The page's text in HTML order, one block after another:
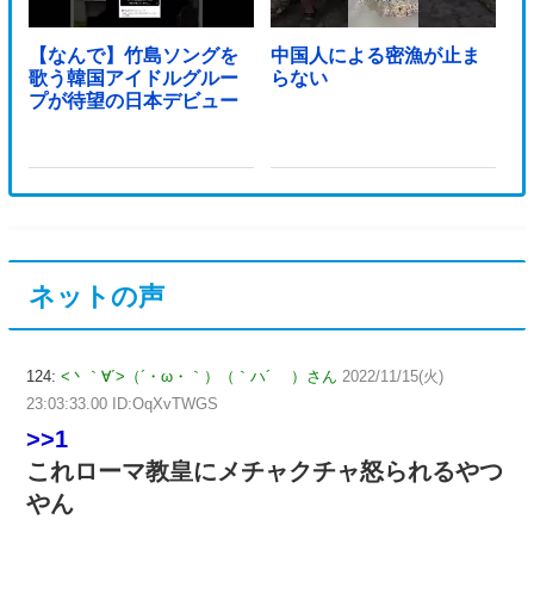
【なんで】竹島ソングを
歌う韓国アイドルグルー
プが待望の日本デビュー
中国人による密漁が止ま
らない
ネットの声
124: <丶｀∀´>（´・ω・｀）（｀ハ´ ）さん 2022/11/15(火)
23:03:33.00 ID:OqXvTWGS
>>1
これローマ教皇にメチャクチャ怒られるやつ
やん